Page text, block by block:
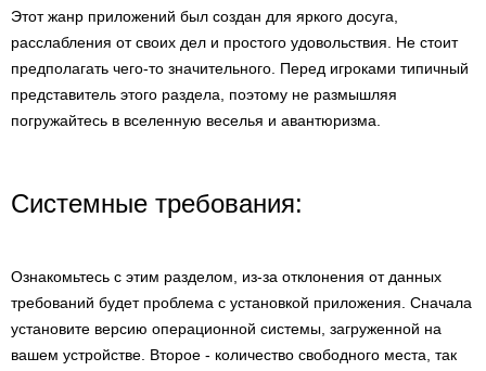
Этот жанр приложений был создан для яркого досуга,
расслабления от своих дел и простого удовольствия. Не стоит
предполагать чего-то значительного. Перед игроками типичный
представитель этого раздела, поэтому не размышляя
погружайтесь в вселенную веселья и авантюризма.
Системные требования:
Ознакомьтесь с этим разделом, из-за отклонения от данных
требований будет проблема с установкой приложения. Сначала
установите версию операционной системы, загруженной на
вашем устройстве. Второе - количество свободного места, так